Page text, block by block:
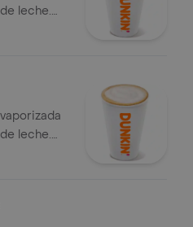
leche.
leche.